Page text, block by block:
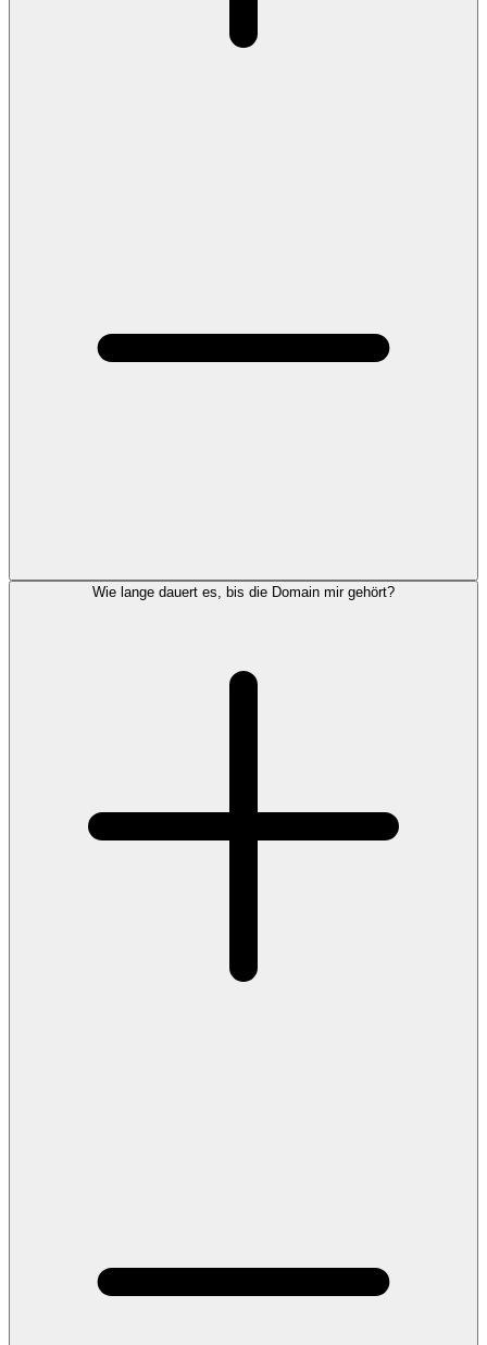
Wie lange dauert es, bis die Domain mir gehört?